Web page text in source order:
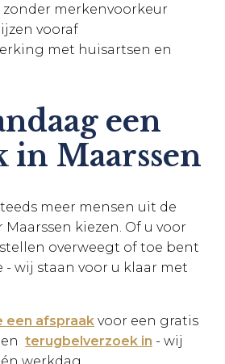
zonder merkenvoorkeur
vooraf
met huisartsen en
een
in Maarssen
meer mensen uit de
kiezen. Of u voor
overweegt of toe bent
- wij staan voor u klaar met
een afspraak voor een gratis
terugbelverzoek in - wij